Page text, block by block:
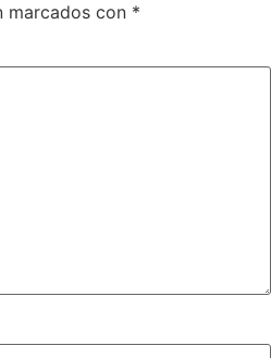
marcados con *